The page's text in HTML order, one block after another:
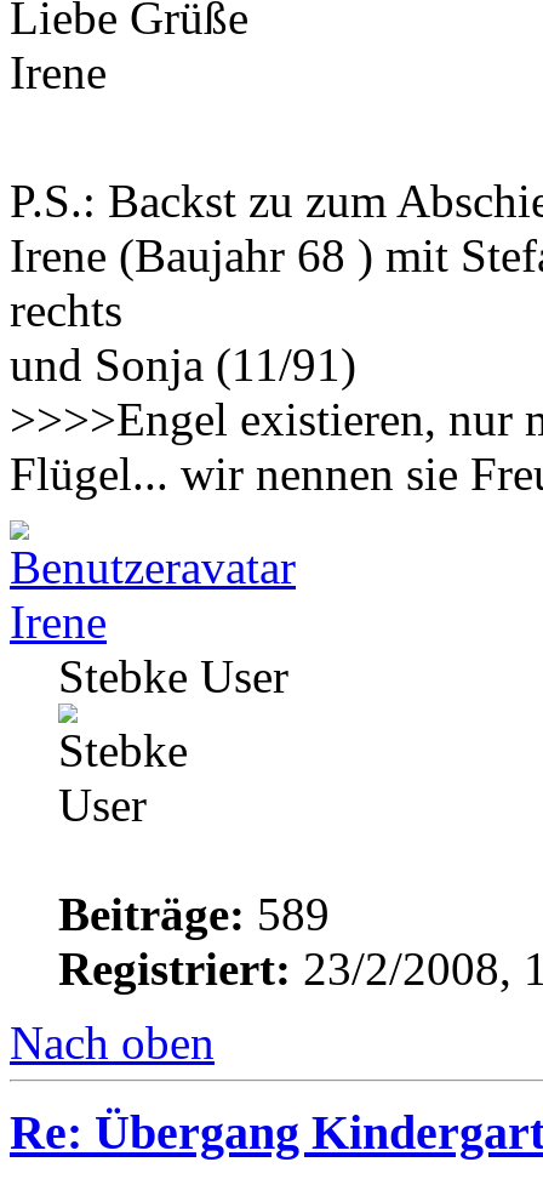
Liebe Grüße
Irene
P.S.: Backst zu zum
Irene (Baujahr 68 ) mit
rechts
und Sonja (11/91)
>>>>Engel existieren, nur
Flügel... wir nennen sie
Irene
Stebke User
Beiträge: 589
Registriert: 23/2/2008,
Nach oben
Re: Übergang